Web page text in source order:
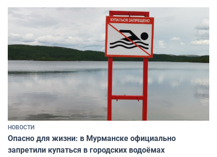
НОВОСТИ
Опасно для жизни: в Мурманске официально
запретили купаться в городских водоёмах